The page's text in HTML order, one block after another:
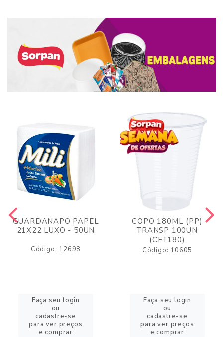
GUARDANAPO PAPEL
21X22 LUXO - 50UN
Código: 12698
Faça seu login
ou
cadastre-se
para ver preços
e comprar
COPO 180ML (PP)
TRANSP 100UN
(CFT180)
Código: 10605
Faça seu login
ou
cadastre-se
para ver preços
e comprar